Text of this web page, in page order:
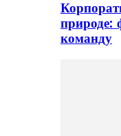
природе:
команду